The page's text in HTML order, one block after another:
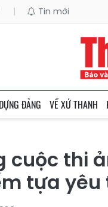
| Tin mới
ĐẢNG VỀ XỨ THANH
cuộc thi
tựa yêu